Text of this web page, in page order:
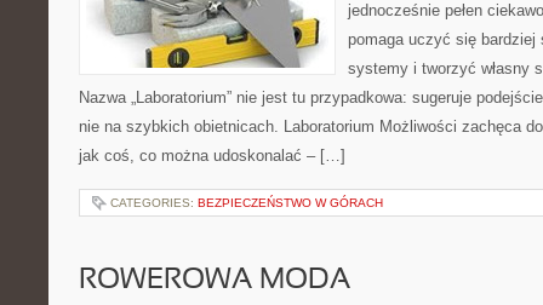
jednocześnie pełen
pomaga uczyć się bardziej
systemy i tworzyć własny
Nazwa „Laboratorium” nie jest tu przypadkowa: sugeruje
nie na szybkich obietnicach. Laboratorium Możliwości zachęca
jak coś, co można udoskonalać – […]
CATEGORIES: BEZPIECZEŃSTWO W GÓRACH
ROWEROWA MODA